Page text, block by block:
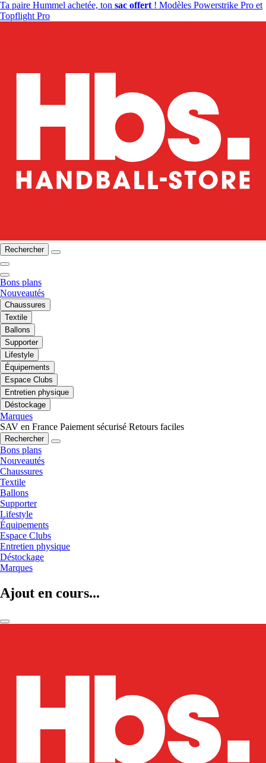
Ta paire Hummel achetée, ton sac offert ! Modèles Powerstrike Pro et
Topflight Pro
Rechercher
Bons plans
Nouveautés
Chaussures
Textile
Ballons
Supporter
Lifestyle
Équipements
Espace Clubs
Entretien physique
Déstockage
Marques
SAV en France Paiement sécurisé Retours faciles
Rechercher
Bons plans
Nouveautés
Chaussures
Textile
Ballons
Supporter
Lifestyle
Équipements
Espace Clubs
Entretien physique
Déstockage
Marques
Ajout en cours...